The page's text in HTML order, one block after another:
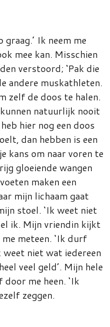
Ik neem me
mee kan. Misschien
verstoord; ‘Pak die
andere muskathleten.
zelf de doos te halen.
natuurlijk nooit
hier nog een doos
dan hebben is een
kans om naar voren te
gloeiende wangen
maken een
mijn lichaam gaat
stoel. ‘Ik weet niet
ik. Mijn vriendin kijkt
meteen. ‘Ik durf
weet niet wat iedereen
veel geld’. Mijn hele
me heen. ‘Ik
zeggen.